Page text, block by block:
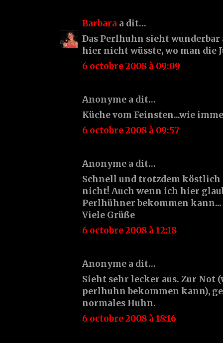
Barbara a dit…
Das Perlhuhn sieht wunderbar
hier nicht wüsste, wo man die
6 octobre 2008 à 09:09
Anonyme a dit…
Küche vom Feinsten...wie
6 octobre 2008 à 09:57
Anonyme a dit…
Schnell und trotzdem köstlich
nicht! Auch wenn ich hier
Perlhühner bekommen kann...
Viele Grüße
6 octobre 2008 à 12:18
Anonyme a dit…
Sieht sehr lecker aus. Zur Not
perlhuhn bekommen kann),
normales Huhn.
6 octobre 2008 à 18:16